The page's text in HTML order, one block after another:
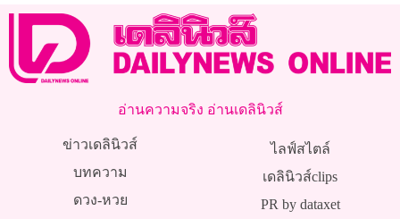
อ่านความจริง อ่านเดลินิวส์
ข่าวเดลินิวส์
บทความ
ดวง-หวย
ไลฟ์สไตล์
เดลินิวส์clips
PR by dataxet